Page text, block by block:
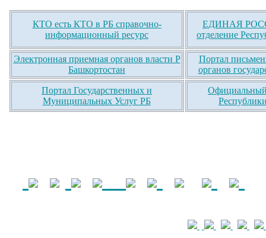
КТО есть КТО в РБ справочно-
информационный ресурс
ЕДИНАЯ
отделение
Электронная приемная органов власти Р
Башкортостан
Портал
органов
Портал Государственных и
Муниципальных Услуг РБ
Официальный